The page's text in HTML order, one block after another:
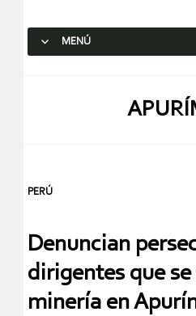
MENÚ
PERÚ
Denuncian
dirigentes que
minería en